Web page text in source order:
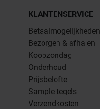
KLANTENSERVICE
Betaalmogelijkheden
Bezorgen & afhalen
Koopzondag
Onderhoud
Prijsbelofte
Sample tegels
Verzendkosten